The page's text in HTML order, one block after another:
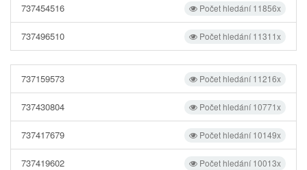
Počet hledání 11856x
737454516
Počet hledání 11311x
737496510
Počet hledání 11216x
737159573
Počet hledání 10771x
737430804
Počet hledání 10149x
737417679
Počet hledání 10013x
737419602